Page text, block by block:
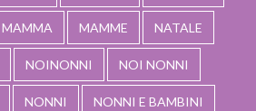
MAMMA MAMME NATALE
NOINONNI NOI NONNI
NONNI NONNI E BAMBINI